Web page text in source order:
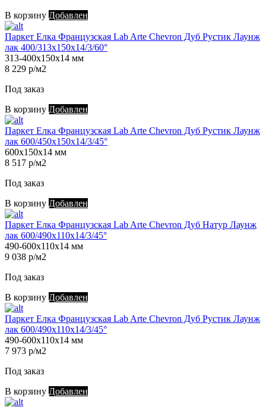
В корзину Добавлен
Паркет Елка Французская Lab Arte Chevron Дуб Рустик Лаунж
лак 400/313х150х14/3/60°
313-400х150х14 мм
8 229 р/м2
Под заказ
В корзину Добавлен
Паркет Елка Французская Lab Arte Chevron Дуб Рустик Лаунж
лак 600/450х150х14/3/45°
600х150х14 мм
8 517 р/м2
Под заказ
В корзину Добавлен
Паркет Елка Французская Lab Arte Chevron Дуб Натур Лаунж
лак 600/490х110х14/3/45°
490-600х110х14 мм
9 038 р/м2
Под заказ
В корзину Добавлен
Паркет Елка Французская Lab Arte Chevron Дуб Рустик Лаунж
лак 600/490х110х14/3/45°
490-600х110х14 мм
7 973 р/м2
Под заказ
В корзину Добавлен